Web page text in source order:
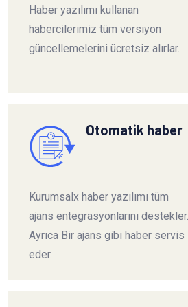
Haber yazılımı kullanan
habercilerimiz tüm versiyon
güncellemelerini ücretsiz alırlar.
Otomatik haber
Kurumsalx haber yazılımı tüm
ajans entegrasyonlarını destekler.
Ayrıca Bir ajans gibi haber servis
eder.